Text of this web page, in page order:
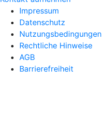
Impressum
Datenschutz
Nutzungsbedingungen
Rechtliche Hinweise
AGB
Barrierefreiheit